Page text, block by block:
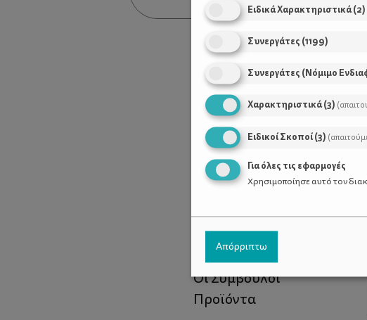
Χρήσιμοι Σύνδεσμοι
Τι είναι το ΔΕΛΤΑ moms
Οι Σύμβουλοι
Προϊόντα
Ειδικά Χαρακτηριστικά(2)
Συνεργάτες (1199)
Συνεργάτες (Νόμιμο
Χαρακτηριστικά(3)
Ειδικοί Σκοποί(3)
Για όλες τις εφαρμογές
Χρησιμοποίησε αυτό τον
Απόρριπτω